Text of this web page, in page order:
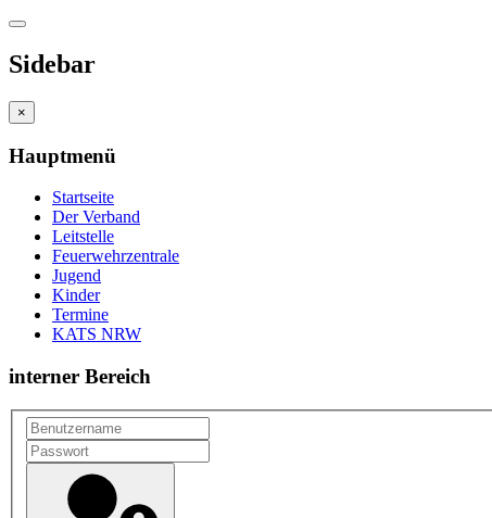
Sidebar
×
Hauptmenü
Startseite
Der Verband
Leitstelle
Feuerwehrzentrale
Jugend
Kinder
Termine
KATS NRW
interner Bereich